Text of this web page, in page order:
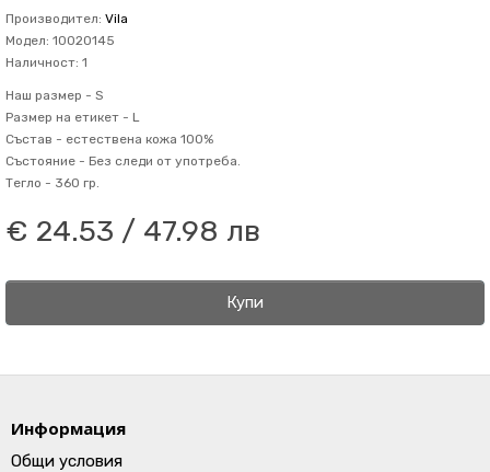
Производител: Vila
Модел: 10020145
Наличност: 1
Наш размер - S
Размер на етикет - L
Състав - естествена кожа 100%
Състояние - Без следи от употреба.
Тегло - 360 гр.
€ 24.53 / 47.98 лв
Купи
Информация
Общи условия